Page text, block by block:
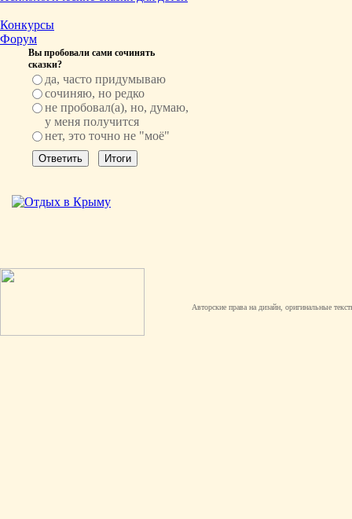
Конкурсы
Форум
Вы пробовали сами сочинять
сказки?
да, часто придумываю
сочиняю, но редко
не пробовал(а), но, думаю,
у меня получится
нет, это точно не "моё"
Авторские права на дизайн, оригинальные